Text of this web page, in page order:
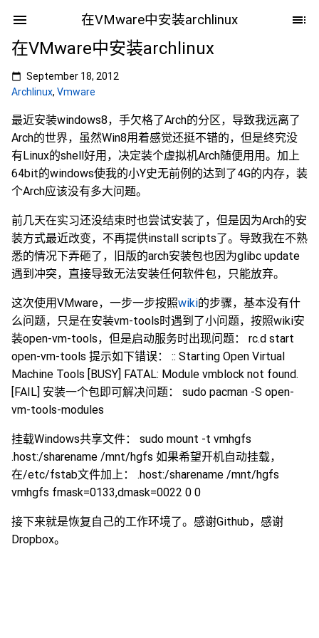
在VMware中安装archlinux
在VMware中安装archlinux
September 18, 2012
Archlinux, Vmware
最近安装windows8，手欠格了Arch的分区，导致我远离了
Arch的世界，虽然Win8用着感觉还挺不错的，但是终究没
有Linux的shell好用，决定装个虚拟机Arch随便用用。加上
64bit的windows使我的小Y史无前例的达到了4G的内存，装
个Arch应该没有多大问题。
前几天在实习还没结束时也尝试安装了，但是因为Arch的安
装方式最近改变，不再提供install scripts了。导致我在不熟
悉的情况下弄砸了，旧版的arch安装包也因为glibc update
遇到冲突，直接导致无法安装任何软件包，只能放弃。
这次使用VMware，一步一步按照wiki的步骤，基本没有什
么问题，只是在安装vm-tools时遇到了小问题，按照wiki安
装open-vm-tools，但是启动服务时出现问题： rc.d start
open-vm-tools 提示如下错误： :: Starting Open Virtual
Machine Tools [BUSY] FATAL: Module vmblock not found.
[FAIL] 安装一个包即可解决问题： sudo pacman -S open-
vm-tools-modules
挂载Windows共享文件： sudo mount -t vmhgfs
.host:/sharename /mnt/hgfs 如果希望开机自动挂载，
在/etc/fstab文件加上： .host:/sharename /mnt/hgfs
vmhgfs fmask=0133,dmask=0022 0 0
接下来就是恢复自己的工作环境了。感谢Github，感谢
Dropbox。